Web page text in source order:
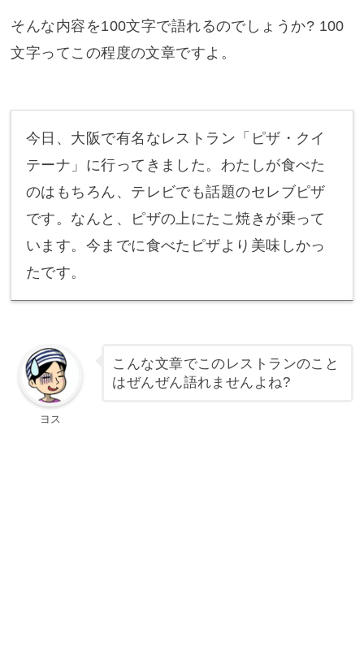
そんな内容を100文字で語れるのでしょうか? 100
文字ってこの程度の文章ですよ。
今日、大阪で有名なレストラン「ピザ・クイ
テーナ」に行ってきました。わたしが食べた
のはもちろん、テレビでも話題のセレブピザ
です。なんと、ピザの上にたこ焼きが乗って
います。今までに食べたピザより美味しかっ
たです。
ヨス
こんな文章でこのレストランのこと
はぜんぜん語れませんよね?